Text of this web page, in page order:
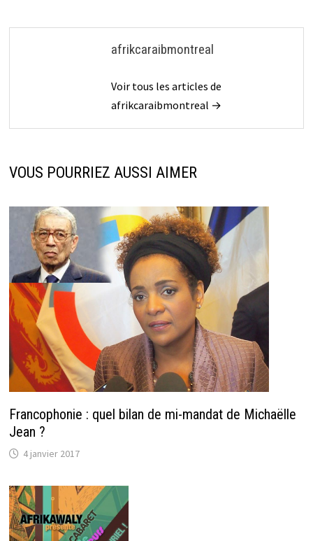
afrikcaraibmontreal
Voir tous les articles de
afrikcaraibmontreal →
VOUS POURRIEZ AUSSI AIMER
Francophonie : quel bilan de mi-mandat de Michaëlle
Jean ?
4 janvier 2017